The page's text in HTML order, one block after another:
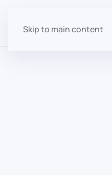
Skip to main content